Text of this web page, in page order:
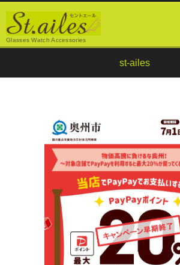
Glasses Watch Accessories
st-ailes
スタッフブログ